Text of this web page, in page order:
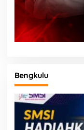
Bengkulu